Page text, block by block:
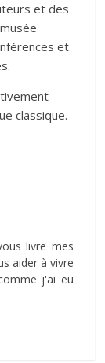
et des
et
classique.
livre mes
aider à vivre
j'ai eu